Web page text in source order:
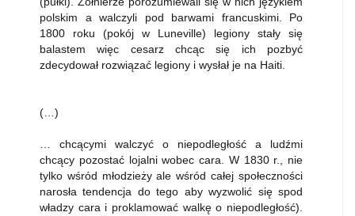
polskim a walczyli pod barwami francuskimi. Po
1800 roku (pokój w Luneville) legiony stały się
balastem więc cesarz chcąc się ich pozbyć
zdecydował rozwiązać legiony i wysłał je na Haiti.
(…)
… chcącymi walczyć o niepodległość a ludźmi
chcący pozostać lojalni wobec cara. W 1830 r., nie
tylko wśród młodzieży ale wśród całej społeczności
narosła tendencja do tego aby wyzwolić się spod
władzy cara i proklamować walkę o niepodległość).